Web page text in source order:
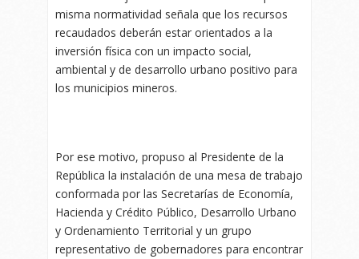
misma normatividad señala que los recursos
recaudados deberán estar orientados a la
inversión física con un impacto social,
ambiental y de desarrollo urbano positivo para
los municipios mineros.
Por ese motivo, propuso al Presidente de la
República la instalación de una mesa de trabajo
conformada por las Secretarías de Economía,
Hacienda y Crédito Público, Desarrollo Urbano
y Ordenamiento Territorial y un grupo
representativo de gobernadores para encontrar